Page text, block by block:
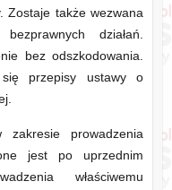
Zostaje także wezwana
działań.
bez odszkodowania.
przepisy ustawy o
zakresie prowadzenia
jest po uprzednim
właściwemu